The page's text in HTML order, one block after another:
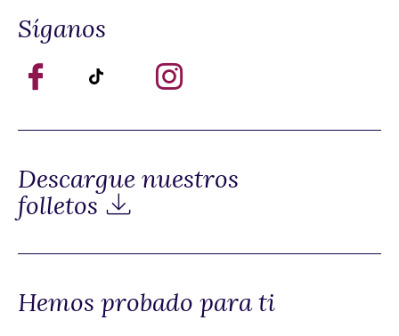
Síganos
Descargue nuestros
folletos
Hemos probado para ti